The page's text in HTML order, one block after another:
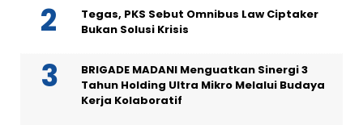
Tegas, PKS Sebut Omnibus Law Ciptaker
Bukan Solusi Krisis
BRIGADE MADANI Menguatkan Sinergi 3
Tahun Holding Ultra Mikro Melalui Budaya
Kerja Kolaboratif